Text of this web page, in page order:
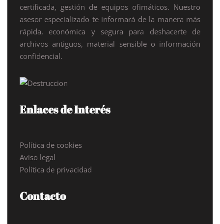
certificada, gestión de equipos ofimáticos. Nuestro
asesor especializado te informará de la manera más
rápida, económica y segura para deshacerte de
archivos antiguos, material sensible o información
confidencial.
Enlaces de Interés
Política de cookies
Aviso legal
Política de privacidad
Contacto